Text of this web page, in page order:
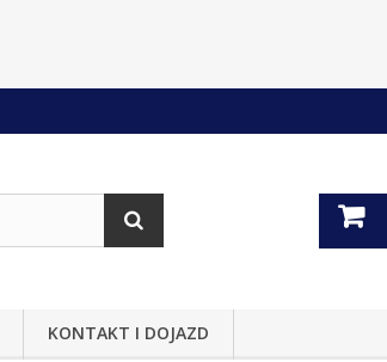
KONTAKT I DOJAZD